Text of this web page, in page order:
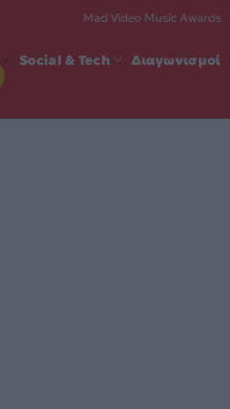
Mad Video Music Awards
Social & Tech Διαγωνισμοί